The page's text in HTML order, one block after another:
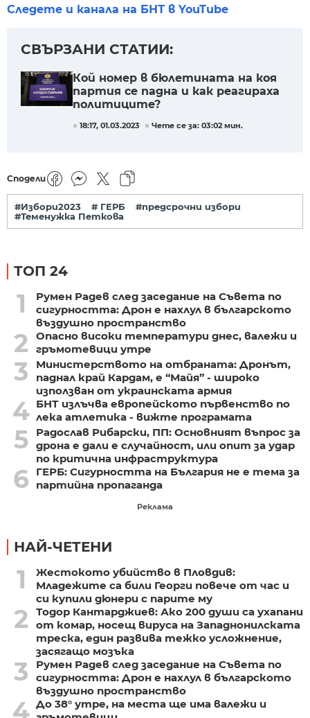
Следете и канала на БНТ в YouTube
СВЪРЗАНИ СТАТИИ:
Кой номер в бюлетината на коя
партия се падна и как реагираха
политиците?
18:17, 01.03.2023 Чете се за: 03:02 мин.
Сподели
#Избори2023 # ГЕРБ
#предсрочни избори
#Теменужка Петкова
ТОП 24
1
Румен Радев след заседание на Съвета по
сигурността: Дрон е нахлул в българското
въздушно пространство
2
Опасно високи температури днес, валежи и
гръмотевици утре
3
Министерството на отбраната: Дронът,
паднал край Кардам, е “Майя” - широко
използван от украинската армия
4 БНТ излъчва европейското първенство по
лека атлетика - вижте програмата
5
Радослав Рибарски, ПП: Основният въпрос за
дрона е дали е случайност, или опит за удар
по критична инфраструктура
6
ГЕРБ: Сигурността на България не е тема за
партийна пропаганда
Реклама
НАЙ-ЧЕТЕНИ
1
Жестокото убийство в Пловдив:
Младежите са били Георги повече от час и
си купили дюнери с парите му
2
Тодор Кантарджиев: Ако 200 души са ухапани
от комар, носещ вируса на Западнонилската
треска, един развива тежко усложнение,
засягащо мозъка
3
Румен Радев след заседание на Съвета по
сигурността: Дрон е нахлул в българското
въздушно пространство
4 До 38° утре, на места ще има валежи и